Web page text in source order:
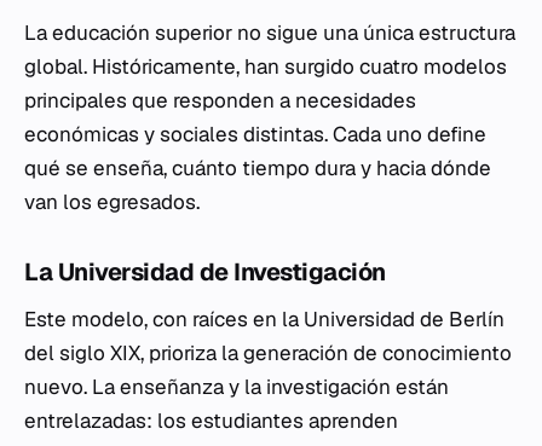
La educación superior no sigue una única estructura
global. Históricamente, han surgido cuatro modelos
principales que responden a necesidades
económicas y sociales distintas. Cada uno define
qué se enseña, cuánto tiempo dura y hacia dónde
van los egresados.
La Universidad de Investigación
Este modelo, con raíces en la Universidad de Berlín
del siglo XIX, prioriza la generación de conocimiento
nuevo. La enseñanza y la investigación están
entrelazadas: los estudiantes aprenden